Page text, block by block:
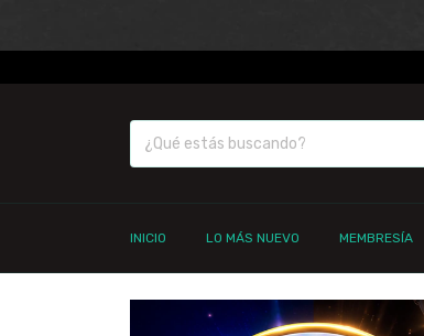
INICIO LO MÁS NUEVO MEMBRESÍA